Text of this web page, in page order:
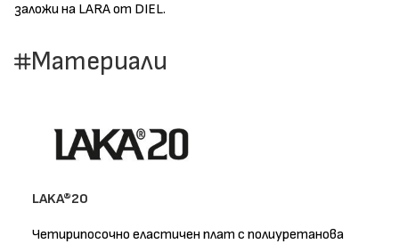
заложи на LARA от DIEL.
Материали
LAKA®20
Четирипосочно еластичен плат с полиуретанова